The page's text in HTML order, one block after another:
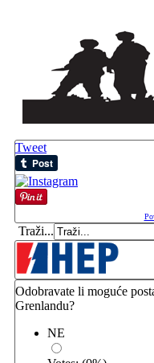
Tweet
Traži...
Odobravate li moguće
Grenlandu?
NE